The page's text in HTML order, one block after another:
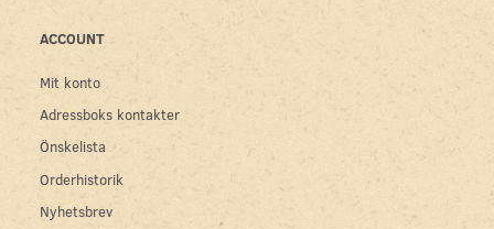
ACCOUNT
Mit konto
Adressboks kontakter
Önskelista
Orderhistorik
Nyhetsbrev